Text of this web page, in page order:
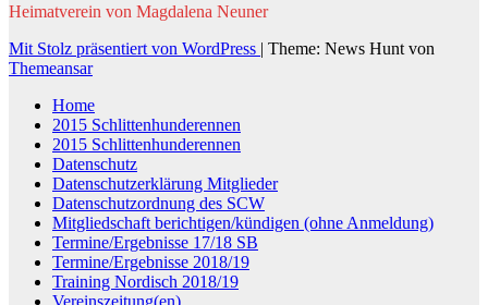
Heimatverein von Magdalena Neuner
Mit Stolz präsentiert von WordPress | Theme: News Hunt von
Themeansar
Home
2015 Schlittenhunderennen
2015 Schlittenhunderennen
Datenschutz
Datenschutzerklärung Mitglieder
Datenschutzordnung des SCW
Mitgliedschaft berichtigen/kündigen (ohne Anmeldung)
Termine/Ergebnisse 17/18 SB
Termine/Ergebnisse 2018/19
Training Nordisch 2018/19
Vereinszeitung(en)